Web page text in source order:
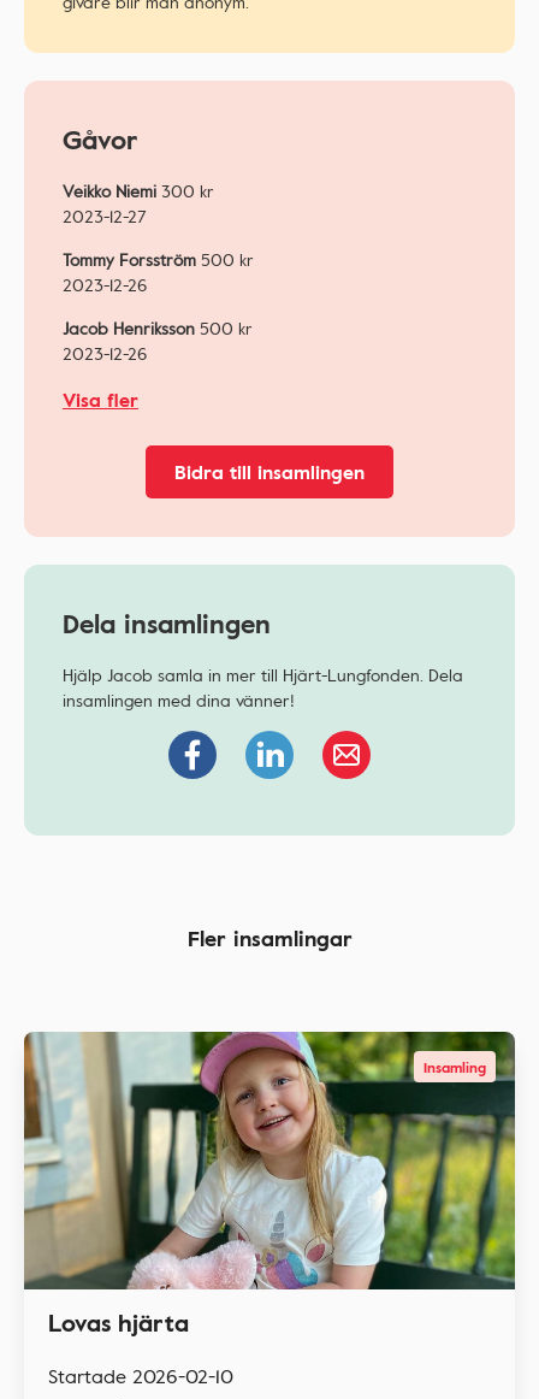
Gåvor
Veikko Niemi300 kr
2023-12-27
Tommy Forsström500 kr
2023-12-26
Jacob Henriksson500 kr
2023-12-26
Visa fler
Bidra till insamlingen
Dela insamlingen
Hjälp Jacob samla in mer till Hjärt-Lungfonden. Dela
insamlingen med dina vänner!
Fler insamlingar
Insamling
Lovas hjärta
Startade 2026-02-10